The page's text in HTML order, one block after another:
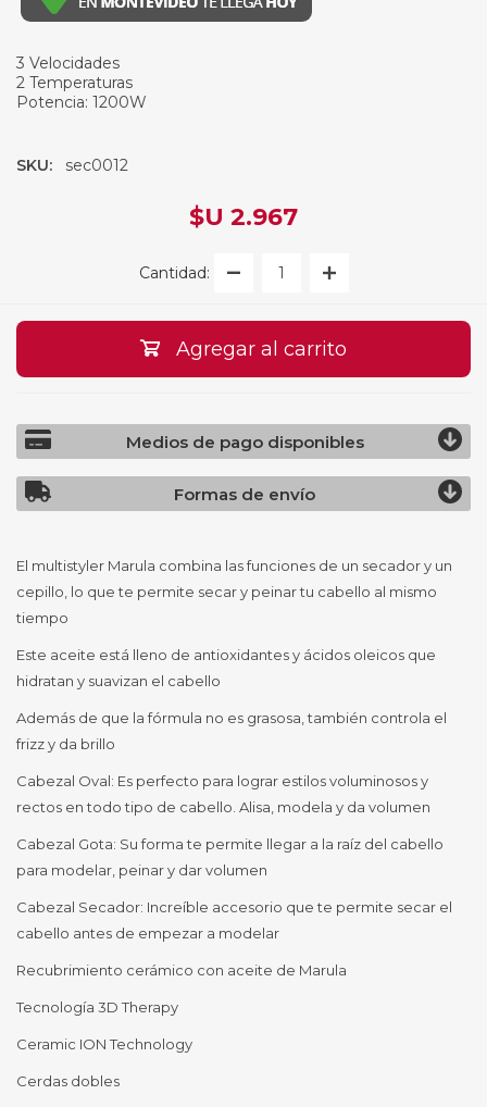
3 Velocidades
2 Temperaturas
Potencia: 1200W
SKU: sec0012
$U 2.967
Cantidad:
Agregar al carrito
Medios de pago disponibles
Formas de envío
El multistyler Marula combina las funciones de un secador y un
cepillo, lo que te permite secar y peinar tu cabello al mismo
tiempo
Este aceite está lleno de antioxidantes y ácidos oleicos que
hidratan y suavizan el cabello
Además de que la fórmula no es grasosa, también controla el
frizz y da brillo
Cabezal Oval: Es perfecto para lograr estilos voluminosos y
rectos en todo tipo de cabello. Alisa, modela y da volumen
Cabezal Gota: Su forma te permite llegar a la raíz del cabello
para modelar, peinar y dar volumen
Cabezal Secador: Increíble accesorio que te permite secar el
cabello antes de empezar a modelar
Recubrimiento cerámico con aceite de Marula
Tecnología 3D Therapy
Ceramic ION Technology
Cerdas dobles